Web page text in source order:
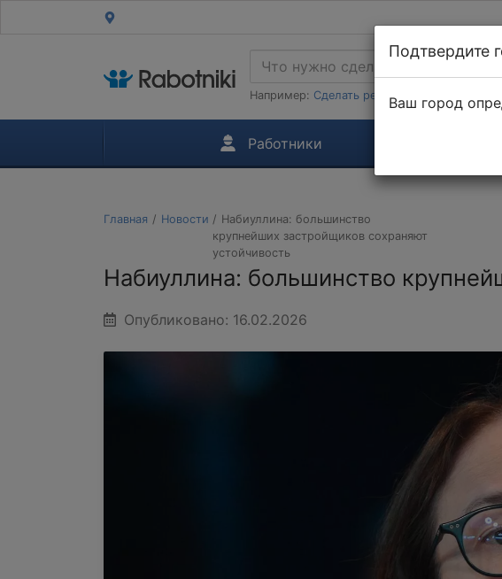
Например: Сделать ремонт в 1-к квартире
Работники
Главная Новости
Набиуллина: большинство
крупнейших застройщиков сохраняют
устойчивость
Набиуллина: большинство
Опубликовано: 16.02.2026
Подтвердите
Ваш город